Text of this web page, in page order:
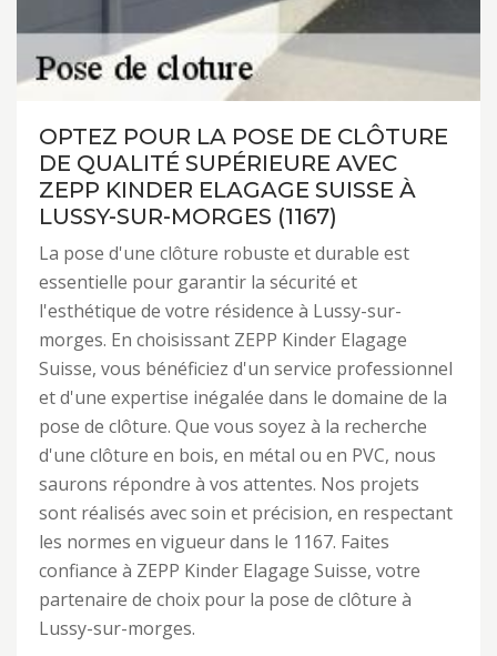
OPTEZ POUR LA POSE DE CLÔTURE
DE QUALITÉ SUPÉRIEURE AVEC
ZEPP KINDER ELAGAGE SUISSE À
LUSSY-SUR-MORGES (1167)
La pose d'une clôture robuste et durable est
essentielle pour garantir la sécurité et
l'esthétique de votre résidence à Lussy-sur-
morges. En choisissant ZEPP Kinder Elagage
Suisse, vous bénéficiez d'un service professionnel
et d'une expertise inégalée dans le domaine de la
pose de clôture. Que vous soyez à la recherche
d'une clôture en bois, en métal ou en PVC, nous
saurons répondre à vos attentes. Nos projets
sont réalisés avec soin et précision, en respectant
les normes en vigueur dans le 1167. Faites
confiance à ZEPP Kinder Elagage Suisse, votre
partenaire de choix pour la pose de clôture à
Lussy-sur-morges.